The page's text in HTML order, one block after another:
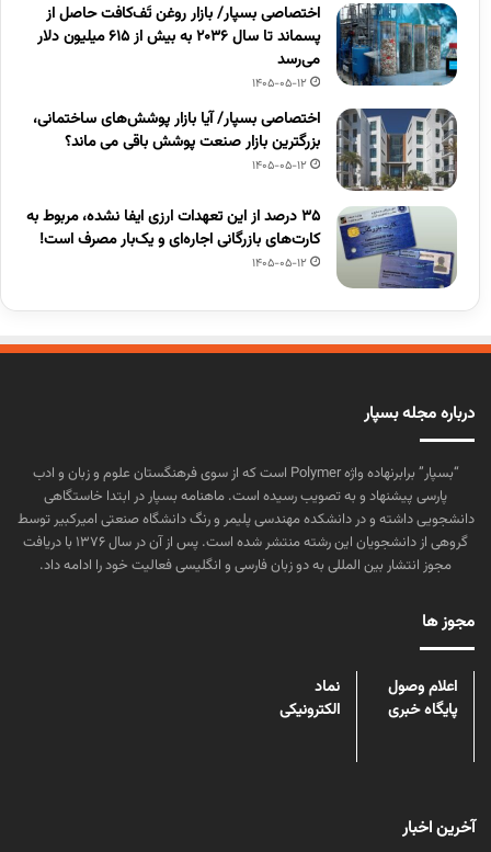
اختصاصی بسپار/ بازار روغن تَف‌کافت حاصل از
پسماند تا سال ۲۰۳۶ به بیش از ۶۱۵ میلیون دلار
می‌رسد
1405-05-12
اختصاصی بسپار/ آیا بازار پوشش‌های ساختمانی،
بزرگترین بازار صنعت پوشش باقی می ماند؟
1405-05-12
۳۵ درصد از این تعهدات ارزی ایفا نشده، مربوط به
کارت‌های بازرگانی اجاره‌ای و یک‌بار مصرف است!
1405-05-12
درباره مجله بسپار
“بسپار” برابرنهاده واژه Polymer است که از سوی فرهنگستان علوم و زبان و ادب
پارسی پیشنهاد و به تصویب رسیده است. ماهنامه بسپار در ابتدا خاستگاهی
دانشجویی داشته و در دانشکده مهندسی پلیمر و رنگ دانشگاه صنعتی امیرکبیر توسط
گروهی از دانشجویان این رشته منتشر شده است. پس از آن در سال ۱۳۷۶ با دریافت
مجوز انتشار بین المللی به دو زبان فارسی و انگلیسی فعالیت خود را ادامه داد.
مجوز ها
اعلام وصول
پایگاه خبری
نماد
الکترونیکی
آخرین اخبار